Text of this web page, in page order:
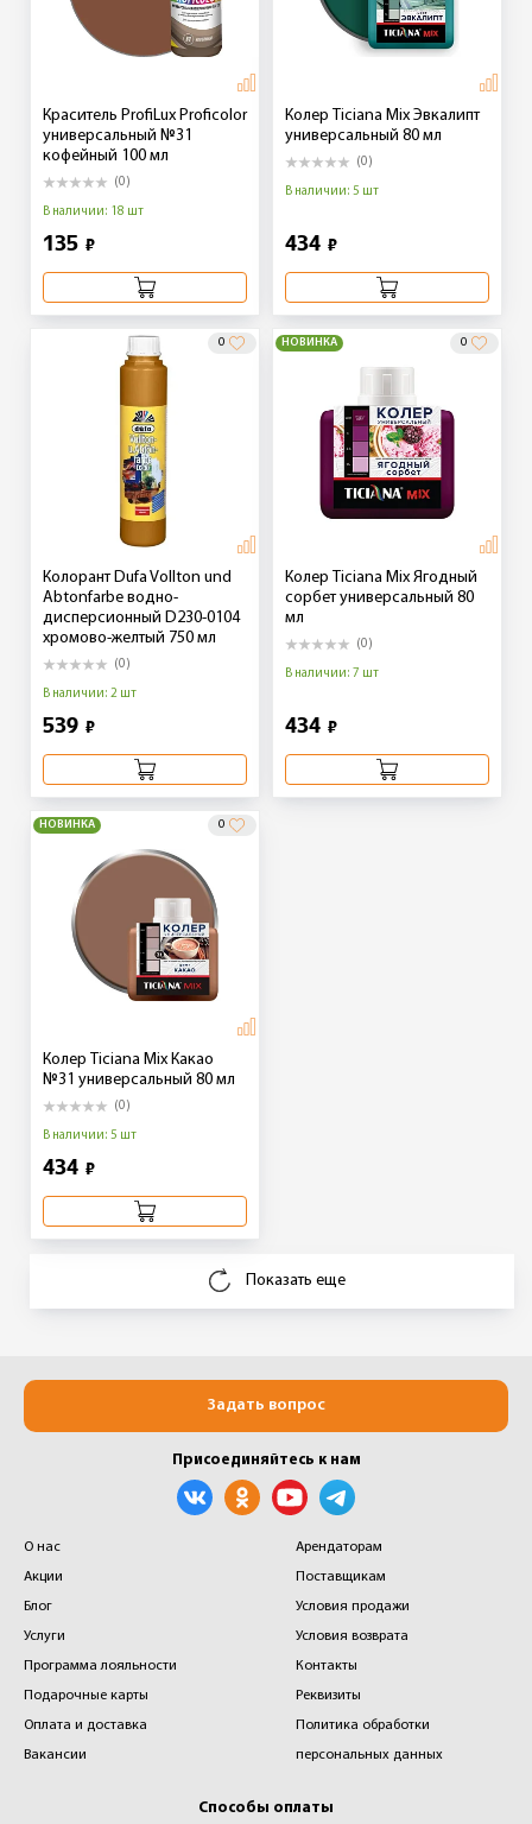
Краситель ProfiLux Proficolor
универсальный №31
кофейный 100 мл
(0)
В наличии: 18 шт
135 ₽
Колер Ticiana Mix Эвкалипт
универсальный 80 мл
(0)
В наличии: 5 шт
434 ₽
0
Колорант Dufa Vollton und
Abtonfarbe водно-
дисперсионный D230-0104
хромово-желтый 750 мл
(0)
В наличии: 2 шт
539 ₽
НОВИНКА 0
Колер Ticiana Mix Ягодный
сорбет универсальный 80
мл
(0)
В наличии: 7 шт
434 ₽
НОВИНКА 0
Колер Ticiana Mix Какао
№31 универсальный 80 мл
(0)
В наличии: 5 шт
434 ₽
Показать еще
О нас
Акции
Блог
Услуги
Программа лояльности
Подарочные карты
Оплата и доставка
Вакансии
Арендаторам
Поставщикам
Условия продажи
Условия возврата
Контакты
Реквизиты
Политика обработки
персональных данных
Способы оплаты
Задать вопрос
Присоединяйтесь к нам